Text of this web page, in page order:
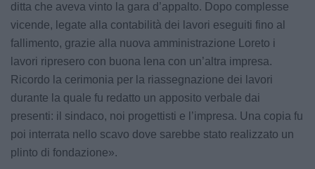
ditta che aveva vinto la gara d’appalto. Dopo complesse
vicende, legate alla contabilità dei lavori eseguiti fino al
fallimento, grazie alla nuova amministrazione Loreto i
lavori ripresero con buona lena con un’altra impresa.
Ricordo la cerimonia per la riassegnazione dei lavori
durante la quale fu redatto un apposito verbale dai
presenti: il sindaco, noi progettisti e l’impresa. Una copia fu
poi interrata nello scavo dove sarebbe stato realizzato un
plinto di fondazione».